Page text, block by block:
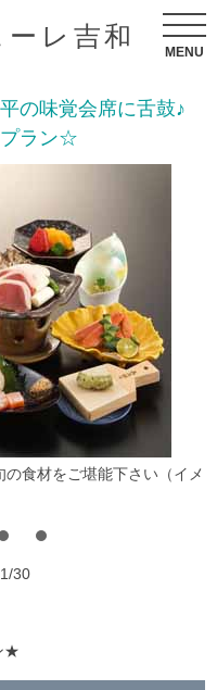
レ吉和
MENU
の味覚会席に舌鼓♪
プラン☆
の食材をご堪能下さい（イメ
30
★